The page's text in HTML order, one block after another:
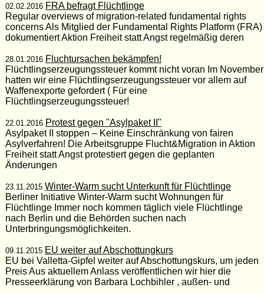
02.02.2016 FRA befragt Flüchtlinge
Regular overviews of migration-related fundamental rights
concerns Als Mitglied der Fundamental Rights Platform (FRA)
dokumentiert Aktion Freiheit statt Angst regelmäßig deren
28.01.2016 Fluchtursachen bekämpfen!
Flüchtlingserzeugungssteuer kommt nicht voran Im November
hatten wir eine Flüchtlingserzeugungssteuer vor allem auf
Waffenexporte gefordert ( Für eine
Flüchtlingserzeugungssteuer!
22.01.2016 Protest gegen "Asylpaket II"
Asylpaket II stoppen – Keine Einschränkung von fairen
Asylverfahren! Die Arbeitsgruppe Flucht&Migration in Aktion
Freiheit statt Angst protestiert gegen die geplanten
Änderungen
23.11.2015 Winter-Warm sucht Unterkunft für Flüchtlinge
Berliner Initiative Winter-Warm sucht Wohnungen für
Flüchtlinge Immer noch kommen täglich viele Flüchtlinge
nach Berlin und die Behörden suchen nach
Unterbringungsmöglichkeiten.
09.11.2015 EU weiter auf Abschottungkurs
EU bei Valletta-Gipfel weiter auf Abschottungskurs, um jeden
Preis Aus aktuellem Anlass veröffentlichen wir hier die
Presseerklärung von Barbara Lochbihler , außen- und